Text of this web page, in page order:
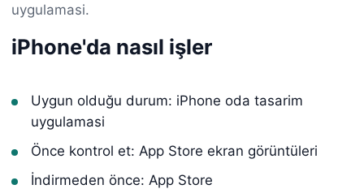
uygulamasi.
iPhone'da nasıl işler
Uygun olduğu durum: iPhone oda tasarim
uygulamasi
Önce kontrol et: App Store ekran görüntüleri
İndirmeden önce: App Store